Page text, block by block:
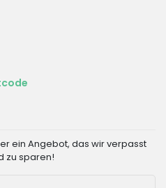
ein Angebot, das wir verpasst
zu sparen!